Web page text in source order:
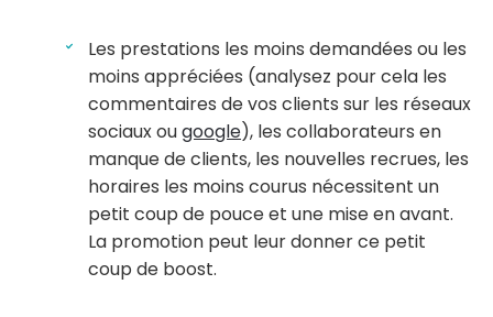
Les prestations les moins demandées ou les
moins appréciées (analysez pour cela les
commentaires de vos clients sur les réseaux
sociaux ougoogle), les collaborateurs en
manque de clients, les nouvelles recrues, les
horaires les moins courus nécessitent un
petit coup de pouce et une mise en avant.
La promotion peut leur donner ce petit
coup de boost.